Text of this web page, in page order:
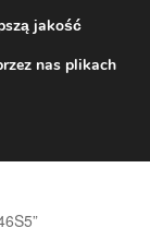
167
jakość
nas plikach